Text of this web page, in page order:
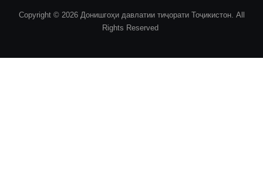
Copyright © 2026 Донишгоҳи давлатии тиҷорати Тоҷикистон. All
Rights Reserved